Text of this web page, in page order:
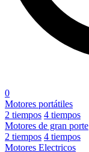
0
Motores portátiles
2 tiempos 4 tiempos
Motores de gran porte
2 tiempos 4 tiempos
Motores Electricos